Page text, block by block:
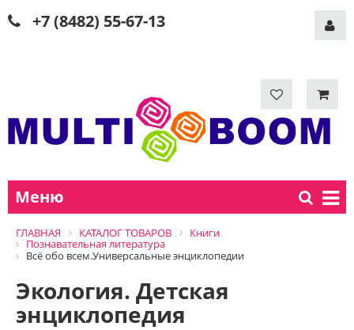
+7 (8482) 55-67-13
Меню
ГЛАВНАЯ КАТАЛОГ ТОВАРОВ
Книги
Познавательная литература
Всё обо всем.Универсальные энциклопедии
Экология. Детская
энциклопедия